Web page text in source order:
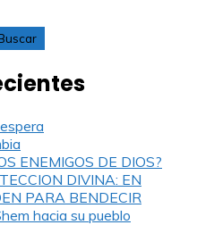
ENEMIGOS DE DIOS?
DIVINA: EN
PARA BENDECIR
hacia su pueblo